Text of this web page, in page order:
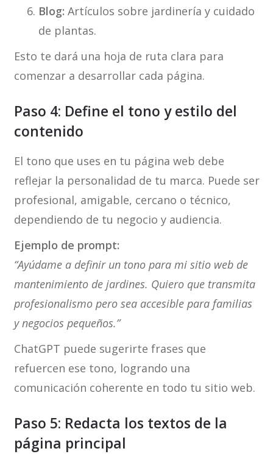
Blog: Artículos sobre jardinería y cuidado
de plantas.
Esto te dará una hoja de ruta clara para
comenzar a desarrollar cada página.
Paso 4: Define el tono y estilo del
contenido
El tono que uses en tu página web debe
reflejar la personalidad de tu marca. Puede ser
profesional, amigable, cercano o técnico,
dependiendo de tu negocio y audiencia.
Ejemplo de prompt:
“Ayúdame a definir un tono para mi sitio web de
mantenimiento de jardines. Quiero que transmita
profesionalismo pero sea accesible para familias
y negocios pequeños.”
ChatGPT puede sugerirte frases que
refuercen ese tono, logrando una
comunicación coherente en todo tu sitio web.
Paso 5: Redacta los textos de la
página principal